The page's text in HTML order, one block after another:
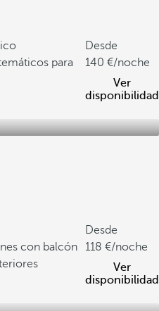
para
Desde
140
/noche
Ver
disponibilidad
con balcón
Desde
118
/noche
Ver
disponibilidad